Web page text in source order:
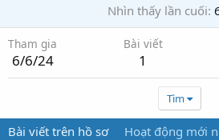
Nhìn thấy lần cuối
Tham gia
6/6/24
Bài viết
1
Tìm
Bài viết trên hồ sơ Hoạt động mới